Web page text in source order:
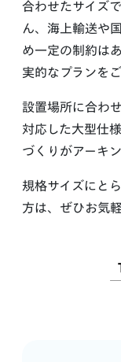
合わせたサイズ
ん、海上輸送や
め一定の制約は
実的なプランを
設置場所に合わ
対応した大型仕
づくりがアーキ
規格サイズにと
方は、ぜひお気